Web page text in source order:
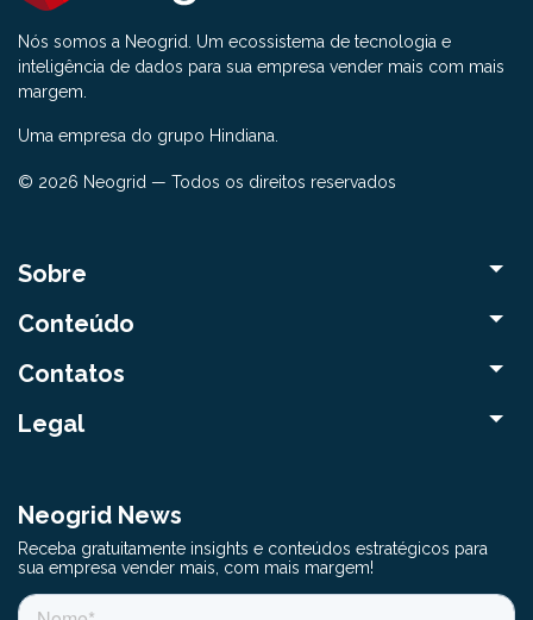
Nós somos a Neogrid. Um ecossistema de tecnologia e
inteligência de dados para sua empresa vender mais com mais
margem.
Uma empresa do grupo Hindiana.
© 2026 Neogrid — Todos os direitos reservados
Sobre
Conteúdo
Contatos
Legal
Neogrid News